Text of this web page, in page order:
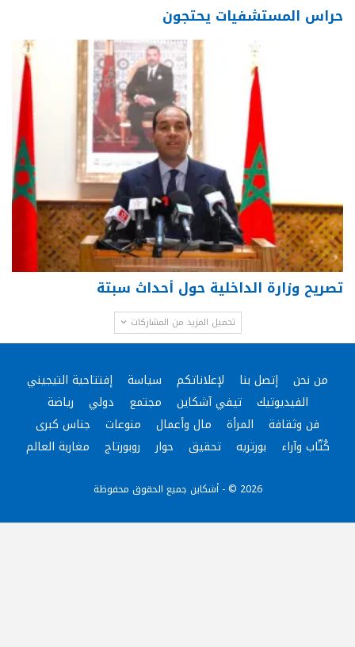
حراس المستشفيات يحتجون
تصريح وزارة الداخلية حول أحداث سبتة
تحميل المزيد من المشاركات
من نحن إتصل بنا لإعلاناتكم سياسة
إفتتاحية التيجيني
الفيديوتيك
تيفي آشكاين مجتمع دولي
رياضة
فن وثقافة
المرأة مال وأعمال منوعات
جناس كبرى
كُتّاب وآراء
بورتريه تحقيق حوار روبورتاج مغاربة العالم
2026 © - أشكاين جميع الحقوق محفوظة